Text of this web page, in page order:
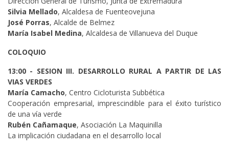
Silvia Mellado, Alcaldesa de Fuenteovejuna
José Porras, Alcalde de Belmez
María Isabel Medina, Alcaldesa de Villanueva del Duque
COLOQUIO
13:00 - SESION III. DESARROLLO RURAL A PARTIR DE LAS
VIAS VERDES
María Camacho, Centro Cicloturista Subbética
Cooperación empresarial, imprescindible para el éxito turístico
de una vía verde
Rubén Cañamaque, Asociación La Maquinilla
La implicación ciudadana en el desarrollo local